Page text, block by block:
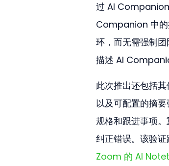
过 AI
Companion 中的
环，而无需强制
描述 AI
此次推出还包括
以及可配置的摘
规格和跟进事项
纠正错误。该验
Zoom 的 AI